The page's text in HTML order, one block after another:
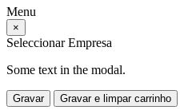
Menu
×
Seleccionar Empresa
Some text in the modal.
Gravar Gravar e limpar carrinho